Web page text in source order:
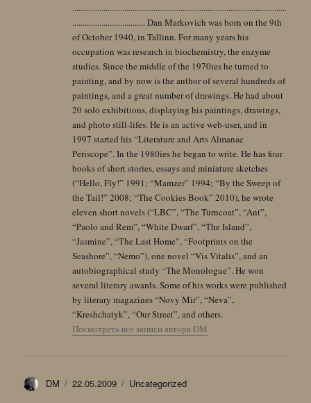
.......................................................................................................
................................... Dan Markovich was born on the 9th
of October 1940, in Tallinn. For many years his
occupation was research in biochemistry, the enzyme
studies. Since the middle of the 1970ies he turned to
painting, and by now is the author of several hundreds of
paintings, and a great number of drawings. He had about
20 solo exhibitions, displaying his paintings, drawings,
and photo still-lifes. He is an active web-user, and in
1997 started his “Literature and Arts Almanac
Periscope”. In the 1980ies he began to write. He has four
books of short stories, essays and miniature sketches
(“Hello, Fly!” 1991; “Mamzer” 1994; “By the Sweep of
the Tail!” 2008; “The Cookies Book” 2010), he wrote
eleven short novels (“LBC”, “The Turncoat”, “Ant”,
“Paolo and Rem”, “White Dwarf”, “The Island”,
“Jasmine”, “The Last Home”, “Footprints on the
Seashore”, “Nemo”), one novel “Vis Vitalis”, and an
autobiographical study “The Monologue”. He won
several literary awards. Some of his works were published
by literary magazines “Novy Mir”, “Neva”,
“Kreshchatyk”, “Our Street”, and others.
Посмотреть все записи автора DM
Автор
DM Опубликовано
22.05.2009 Рубрики
Uncategorized